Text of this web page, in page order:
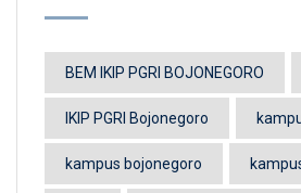
BEM IKIP PGRI BOJONEGORO
IKIP PGRI Bojonegoro
kampus bojonegoro